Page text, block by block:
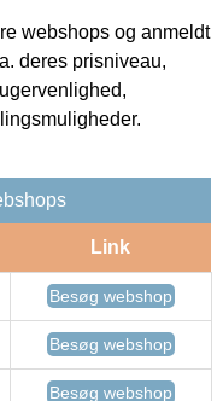
webshops og anmeldt
deres prisniveau,
Link
Besøg webshop
Besøg webshop
Besøg webshop